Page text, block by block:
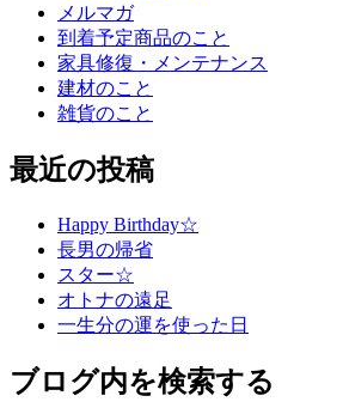
メルマガ
到着予定商品のこと
家具修復・メンテナンス
建材のこと
雑貨のこと
最近の投稿
Happy Birthday☆
長男の帰省
スター☆
オトナの遠足
一生分の運を使った日
ブログ内を検索する